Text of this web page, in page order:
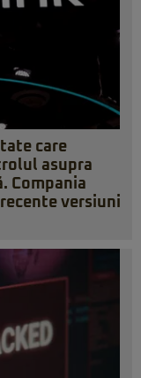
care
asupra
Compania
versiuni